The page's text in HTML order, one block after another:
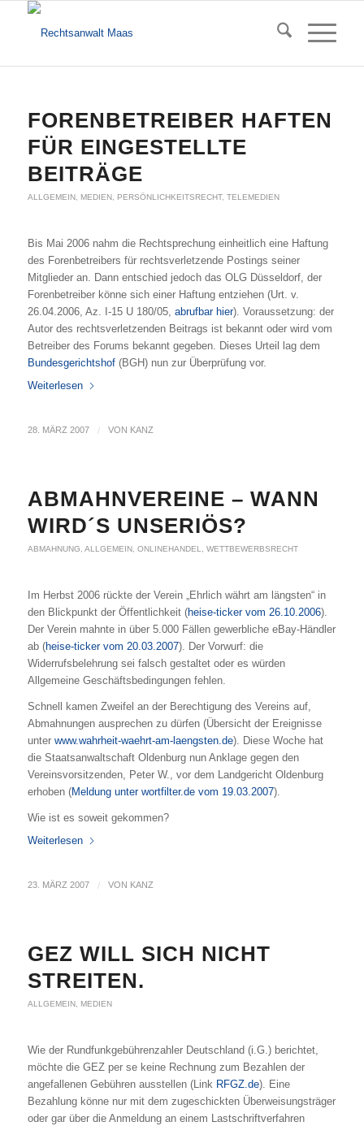
FORENBETREIBER HAFTEN
FÜR EINGESTELLTE
BEITRÄGE
ALLGEMEIN, MEDIEN, PERSÖNLICHKEITSRECHT, TELEMEDIEN
Bis Mai 2006 nahm die Rechtsprechung einheitlich eine Haftung
des Forenbetreibers für rechtsverletzende Postings seiner
Mitglieder an. Dann entschied jedoch das OLG Düsseldorf, der
Forenbetreiber könne sich einer Haftung entziehen (Urt. v.
26.04.2006, Az. I-15 U 180/05, abrufbar hier). Voraussetzung: der
Autor des rechtsverletzenden Beitrags ist bekannt oder wird vom
Betreiber des Forums bekannt gegeben. Dieses Urteil lag dem
Bundesgerichtshof(BGH) nun zur Überprüfung vor.
Weiterlesen
28. MÄRZ 2007 / VON KANZ
ABMAHNVEREINE – WANN
WIRD´S UNSERIÖS?
ABMAHNUNG ALLGEMEIN, ONLINEHANDEL WETTBEWERBSRECHT
Im Herbst 2006 rückte der Verein „Ehrlich währt am längsten“ in
den Blickpunkt der Öffentlichkeit (heise-ticker vom 26.10.2006).
Der Verein mahnte in über 5.000 Fällen gewerbliche eBay-Händler
ab (heise-ticker vom 20.03.2007). Der Vorwurf: die
Widerrufsbelehrung sei falsch gestaltet oder es würden
Allgemeine Geschäftsbedingungen fehlen.
Schnell kamen Zweifel an der Berechtigung des Vereins auf,
Abmahnungen ausprechen zu dürfen (Übersicht der Ereignisse
unter www.wahrheit-waehrt-am-laengsten.de). Diese Woche hat
die Staatsanwaltschaft Oldenburg nun Anklage gegen den
Vereinsvorsitzenden, Peter W., vor dem Landgericht Oldenburg
erhoben (Meldung unter wortfilter.de vom 19.03.2007).
Wie ist es soweit gekommen?
Weiterlesen
23. MÄRZ 2007 / VON KANZ
GEZ WILL SICH NICHT
STREITEN.
ALLGEMEIN, MEDIEN
Wie der Rundfunkgebührenzahler Deutschland (i.G.) berichtet,
möchte die GEZ per se keine Rechnung zum Bezahlen der
angefallenen Gebühren ausstellen (Link RFGZ.de). Eine
Bezahlung könne nur mit dem zugeschickten Überweisungsträger
oder gar über die Anmeldung an einem Lastschriftverfahren